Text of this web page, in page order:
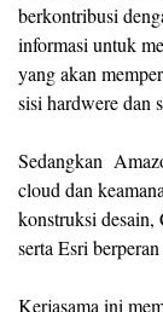
berkontribusi
informasi untuk
yang akan
sisi hardwere dan
Sedangkan
cloud dan
konstruksi
serta Esri
Kerjasama ini